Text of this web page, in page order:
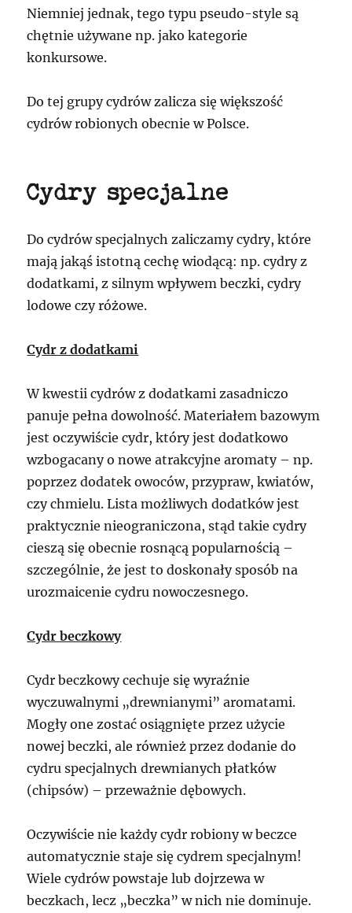
Niemniej jednak, tego typu pseudo-style są
chętnie używane np. jako kategorie
konkursowe.
Do tej grupy cydrów zalicza się większość
cydrów robionych obecnie w Polsce.
Cydry specjalne
Do cydrów specjalnych zaliczamy cydry, które
mają jakąś istotną cechę wiodącą: np. cydry z
dodatkami, z silnym wpływem beczki, cydry
lodowe czy różowe.
Cydr z dodatkami
W kwestii cydrów z dodatkami zasadniczo
panuje pełna dowolność. Materiałem bazowym
jest oczywiście cydr, który jest dodatkowo
wzbogacany o nowe atrakcyjne aromaty – np.
poprzez dodatek owoców, przypraw, kwiatów,
czy chmielu. Lista możliwych dodatków jest
praktycznie nieograniczona, stąd takie cydry
cieszą się obecnie rosnącą popularnością –
szczególnie, że jest to doskonały sposób na
urozmaicenie cydru nowoczesnego.
Cydr beczkowy
Cydr beczkowy cechuje się wyraźnie
wyczuwalnymi „drewnianymi” aromatami.
Mogły one zostać osiągnięte przez użycie
nowej beczki, ale również przez dodanie do
cydru specjalnych drewnianych płatków
(chipsów) – przeważnie dębowych.
Oczywiście nie każdy cydr robiony w beczce
automatycznie staje się cydrem specjalnym!
Wiele cydrów powstaje lub dojrzewa w
beczkach, lecz „beczka” w nich nie dominuje.